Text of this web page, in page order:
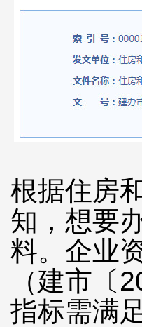
根据住房
知，想要
料。企业
（建市〔
指标需满